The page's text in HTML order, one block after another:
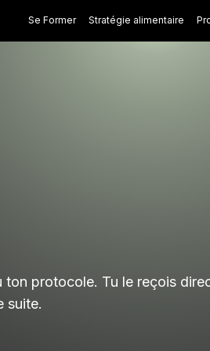
Se Former Stratégie alimentaire
ton protocole. Tu le reçois
suite.